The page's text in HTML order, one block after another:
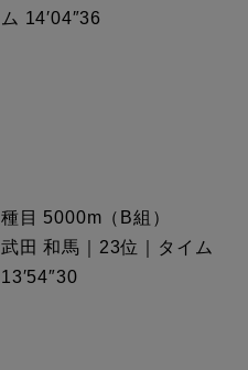
ム 14′04″36
種目 5000m（B組）
武田 和馬｜23位｜タイム
13′54″30